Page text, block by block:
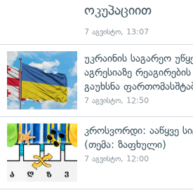
ოკუპაციით
7 აგვისტო, 13:07
უკრაინის საგარეო
აგრესიაზე
გაუხსნა
7 აგვისტო, 12:50
კროსვორდი: ააწყვე
(თემა: ზაფხული)
7 აგვისტო, 12:00